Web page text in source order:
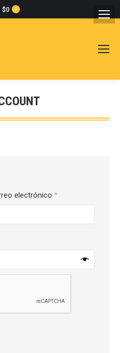
$0 0
Estás aquí:
electrónico *Obligatorio